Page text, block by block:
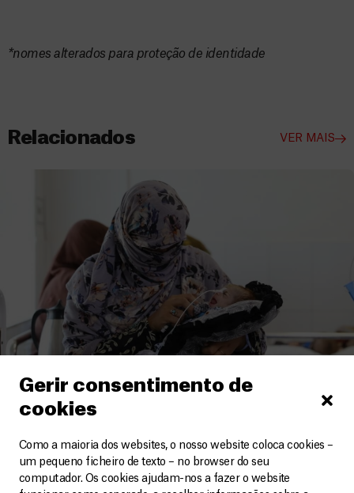
Gerir consentimento de
cookies
Como a maioria dos websites, o nosso website coloca cookies –
um pequeno ficheiro de texto – no browser do seu
computador. Os cookies ajudam-nos a fazer o website
*nomes alterados para proteção de identidade
Relacionados VER MAIS
Aumento alarmante de internamentos de crianças
com desnutrição grave